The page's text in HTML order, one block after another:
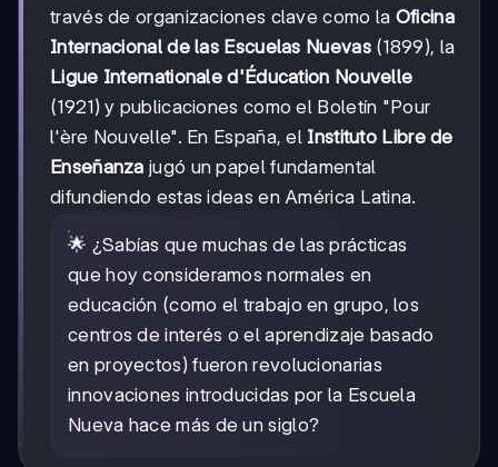
través de organizaciones clave como la Oficina
Internacional de las Escuelas Nuevas(1899), la
Ligue Internationale d'Éducation Nouvelle
(1921) y publicaciones como el Boletín "Pour
l'ère Nouvelle". En España, el Instituto Libre de
Enseñanza jugó un papel fundamental
difundiendo estas ideas en América Latina.
🌟 ¿Sabías que muchas de las prácticas
que hoy consideramos normales en
educación (como el trabajo en grupo, los
centros de interés o el aprendizaje basado
en proyectos) fueron revolucionarias
innovaciones introducidas por la Escuela
Nueva hace más de un siglo?